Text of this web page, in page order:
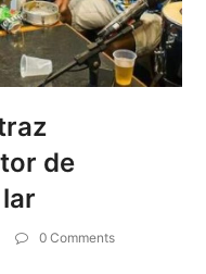
de
0 Comments